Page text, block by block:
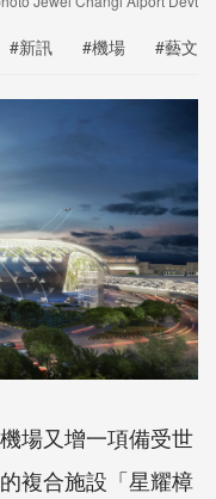
#新訊 #機場 #藝文
場又增一項備受世
複合施設「星耀樟